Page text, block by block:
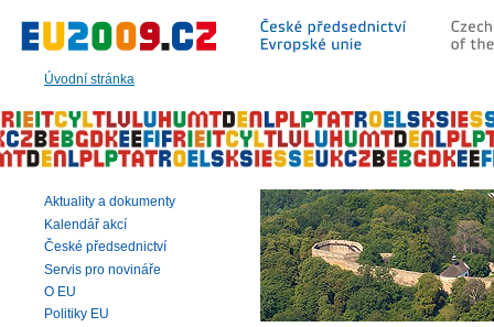
Úvodní stránka
hlavní
|
navigaci
|
vyhledávání
Aktuality a dokumenty
Kalendář akcí
České předsednictví
Servis pro novináře
O EU
Politiky EU